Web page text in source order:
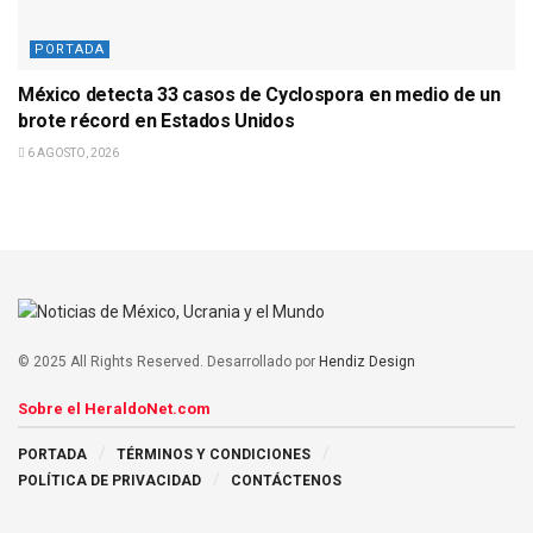
PORTADA
México detecta 33 casos de Cyclospora en medio de un
brote récord en Estados Unidos
6 AGOSTO, 2026
© 2025 All Rights Reserved. Desarrollado por Hendiz Design
Sobre el HeraldoNet.com
PORTADA
TÉRMINOS Y CONDICIONES
POLÍTICA DE PRIVACIDAD
CONTÁCTENOS